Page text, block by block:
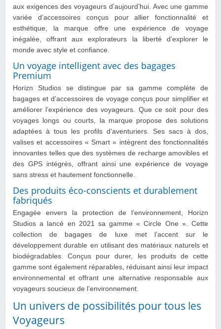
aux exigences des voyageurs d’aujourd’hui. Avec une gamme
variée d’accessoires conçus pour allier fonctionnalité et
esthétique, la marque offre une expérience de voyage
inégalée, offrant aux explorateurs la liberté d’explorer le
monde avec style et confiance.
Un voyage intelligent avec des bagages
Premium
Horizn Studios se distingue par sa gamme complète de
bagages et d’accessoires de voyage conçus pour simplifier et
améliorer l’expérience des voyageurs. Que ce soit pour des
voyages longs ou courts, la marque propose des solutions
adaptées à tous les profils d’aventuriers. Ses sacs à dos,
valises et accessoires « Smart » intègrent des fonctionnalités
innovantes telles que des systèmes de recharge amovibles et
des GPS intégrés, offrant ainsi une expérience de voyage
sans stress et hautement fonctionnelle.
Des produits éco-conscients et durablement
fabriqués
Engagée envers la protection de l’environnement, Horizn
Studios a lancé en 2021 sa gamme « Circle One ». Cette
collection de bagages de luxe met l’accent sur le
développement durable en utilisant des matériaux naturels et
biodégradables. Conçus pour durer, les produits de cette
gamme sont également réparables, réduisant ainsi leur impact
environnemental et offrant une alternative responsable aux
voyageurs soucieux de l’environnement.
Un univers de possibilités pour tous les
Voyageurs